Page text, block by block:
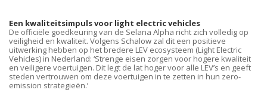
Een kwaliteitsimpuls voor light electric vehicles
De officiële goedkeuring van de Selana Alpha richt zich volledig op
veiligheid en kwaliteit. Volgens Schalow zal dit een positieve
uitwerking hebben op het bredere LEV ecosysteem (Light Electric
Vehicles) in Nederland: ‘Strenge eisen zorgen voor hogere kwaliteit
en veiligere voertuigen. Dit legt de lat hoger voor alle LEV’s en geeft
steden vertrouwen om deze voertuigen in te zetten in hun zero-
emission strategieën.’